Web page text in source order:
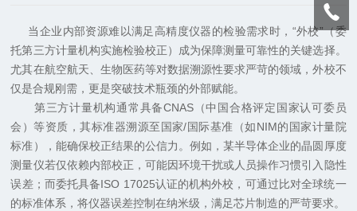
当企业内部资源难以满足高精度仪器的检验需求时，“外校”（委
托第三方计量机构实施检验校正）成为保障测量可靠性的关键选择。
尤其在航空航天、生物医药等对数据溯源性要求严苛的领域，外校不
仅是合规刚需，更是突破技术瓶颈的外部赋能。
第三方计量机构通常具备CNAS（中国合格评定国家认可委员
会）等资质，其标准器溯源至国家/国际基准（如NIM的国家计量院
标准），能确保校正结果的公信力。例如，某半导体企业的晶圆厚度
测量仪若仅依赖内部校正，可能因环境干扰或人员操作习惯引入隐性
误差；而委托具备ISO 17025认证的机构外校，可通过比对全球统一
的标准体系，将仪器误差控制在纳米级，满足芯片制造的严苛要求。